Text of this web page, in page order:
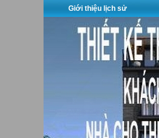
Giới thiệu lịch sử